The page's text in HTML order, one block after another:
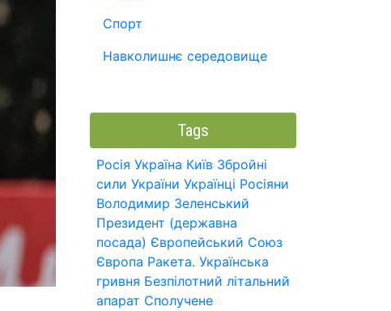
Спорт
Навколишнє середовище
Tags
Росія Україна Київ Збройні
сили України Українці Росіяни
Володимир Зеленський
Президент (державна
посада) Європейський Союз
Європа Ракета. Українська
гривня Безпілотний літальний
апарат Сполучене